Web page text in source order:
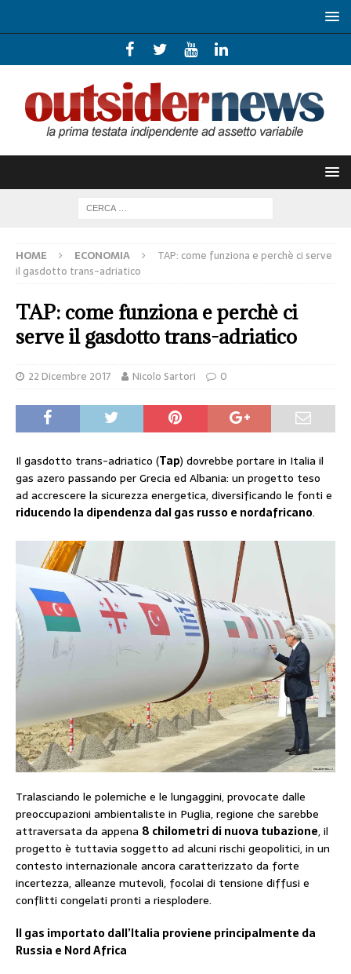
HOME ECONOMIA
TAP: come funziona e perchè ci serve
il gasdotto trans-adriatico
TAP: come funziona e perchè ci
serve il gasdotto trans-adriatico
22 Dicembre 2017 Nicolo Sartori 0
Il gasdotto trans-adriatico (Tap) dovrebbe portare in Italia il
gas azero passando per Grecia ed Albania: un progetto teso
ad accrescere la sicurezza energetica, diversificando le fonti e
riducendo la dipendenza dal gas russo e nordafricano.
Tralasciando le polemiche e le lungaggini, provocate dalle
preoccupazioni ambientaliste in Puglia, regione che sarebbe
attraversata da appena 8 chilometri di nuova tubazione, il
progetto è tuttavia soggetto ad alcuni rischi geopolitici, in un
contesto internazionale ancora caratterizzato da forte
incertezza, alleanze mutevoli, focolai di tensione diffusi e
conflitti congelati pronti a riesplodere.
Il gas importato dall’Italia proviene principalmente da
Russia e Nord Africa